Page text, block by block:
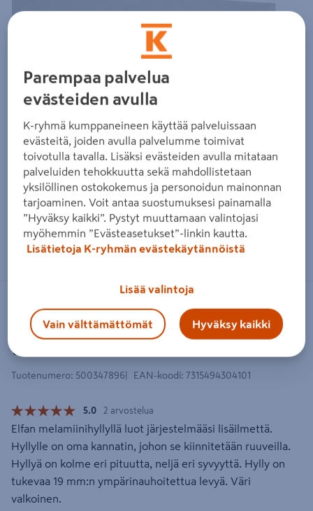
Zoomaa kuvaa sormilla kosketusnäytöllä
Melamiinihylly Elfa 900x500mm
valkoinen 430410
Tuotenumero: 500347896 EAN-koodi: 7315494304101
5.0 2 arvostelua
Elfan melamiinihyllyllä luot järjestelmääsi lisäilmettä.
Hyllylle on oma kannatin, johon se kiinnitetään ruuveilla.
Hyllyä on kolme eri pituutta, neljä eri syvyyttä. Hylly on
tukevaa 19 mm:n ympärinauhoitettua levyä. Väri
valkoinen.
Parempaa palvelua
evästeiden avulla
K-ryhmä kumppaneineen käyttää palveluissaan
evästeitä, joiden avulla palvelumme toimivat
toivotulla tavalla. Lisäksi evästeiden avulla mitataan
palveluiden tehokkuutta sekä mahdollistetaan
yksilöllinen ostokokemus ja personoidun mainonnan
tarjoaminen. Voit antaa suostumuksesi painamalla
”Hyväksy kaikki”. Pystyt muuttamaan valintojasi
myöhemmin ”Evästeasetukset”-linkin kautta.
Lisätietoja K-ryhmän evästekäytännöistä
Lisää valintoja
Vain välttämättömät Hyväksy kaikki